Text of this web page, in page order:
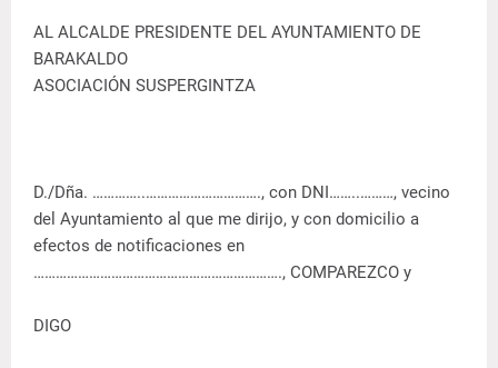
AL ALCALDE PRESIDENTE DEL AYUNTAMIENTO DE
BARAKALDO
ASOCIACIÓN SUSPERGINTZA
D./Dña. …………..…………………………., con DNI……..………, vecino
del Ayuntamiento al que me dirijo, y con domicilio a
efectos de notificaciones en
…………………………………………………………., COMPAREZCO y
DIGO